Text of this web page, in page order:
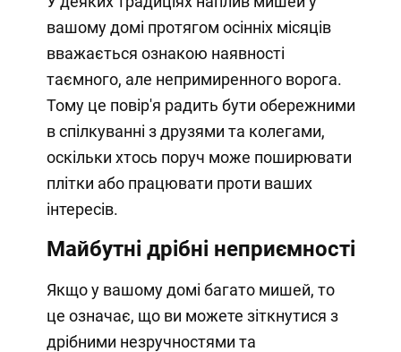
вашому домі протягом осінніх місяців
вважається ознакою наявності
таємного, але непримиренного ворога.
Тому це повір'я радить бути обережними
в спілкуванні з друзями та колегами,
оскільки хтось поруч може поширювати
плітки або працювати проти ваших
інтересів.
Майбутні дрібні неприємності
Якщо у вашому домі багато мишей, то
це означає, що ви можете зіткнутися з
дрібними незручностями та